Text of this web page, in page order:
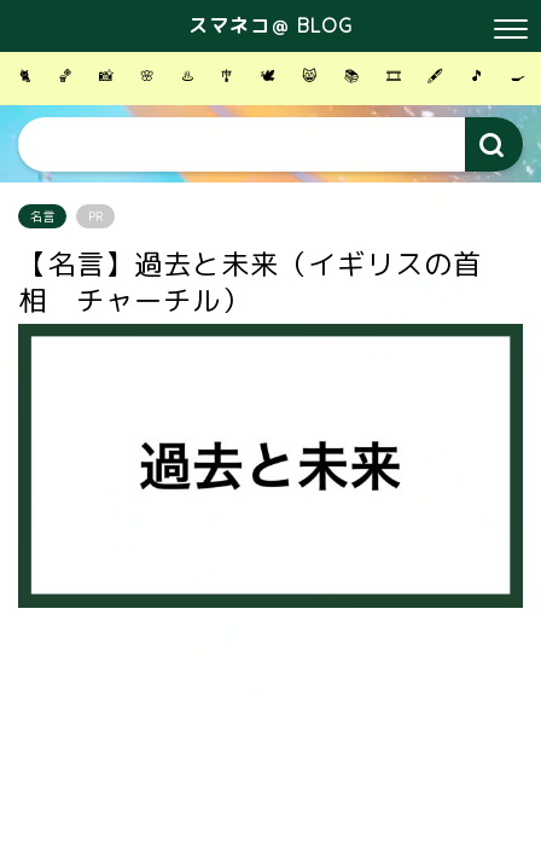
スマネコ＠ BLOG
🐈 🏀 📸 🌸 ♨️ 🎐 🕊 😸 📚 🎞 🖋 🎵 🍳
名言 PR
【名言】過去と未来（イギリスの首
相 チャーチル）